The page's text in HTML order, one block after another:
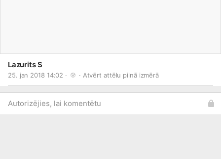
Lazurits S
25. jan 2018 14:02 · · Atvērt attēlu pilnā izmērā
Autorizējies, lai komentētu